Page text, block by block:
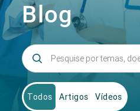
Blog
Todos Artigos Vídeos